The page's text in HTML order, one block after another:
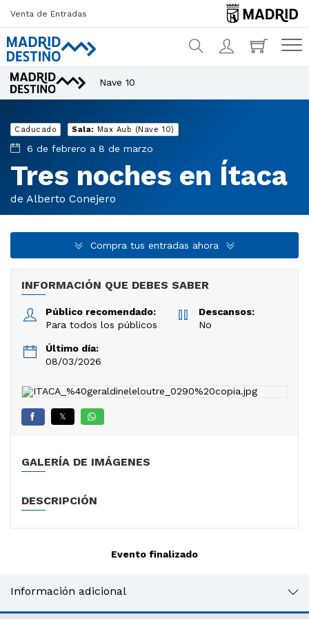
Venta de Entradas
¿Qué estás buscando?
Nave 10
Caducado Sala: Max Aub (Nave 10)
6 de febrero a 8 de marzo
Tres noches en Ítaca
de Alberto Conejero
Compra tus entradas ahora
INFORMACIÓN QUE DEBES SABER
Público recomendado:
Para todos los públicos
Descansos:
No
Último día:
08/03/2026
𝕏
DESCRIPCIÓN
GALERÍA DE IMÁGENES
Evento finalizado
Información adicional